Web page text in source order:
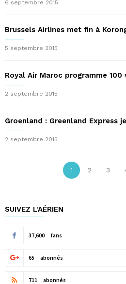
6 septembre 2015
Brussels Airlines met fin à
5 septembre 2015
Royal Air Maroc programme 100
2 septembre 2015
Groenland : Greenland Express
2 septembre 2015
1 2 3
SUIVEZ L'AÉRIEN
37,600 fans
65 abonnés
711 abonnés